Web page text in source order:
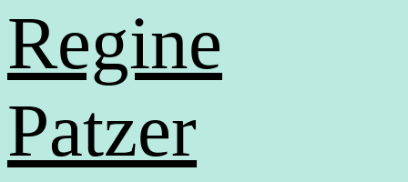
Regine
Patzer